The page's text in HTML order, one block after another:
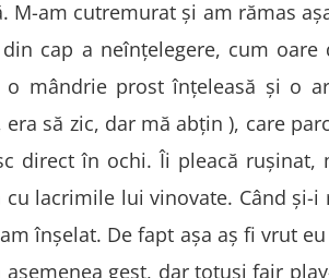
M-am cutremurat și am rămas
cap a neînțelegere, cum
o mândrie prost înțeleasă și o
era să zic, dar mă abțin ), care
direct în ochi. Îi pleacă
cu lacrimile lui vinovate. Când și-
înșelat. De fapt așa aș fi vrut
asemenea gest, dar totuși fair